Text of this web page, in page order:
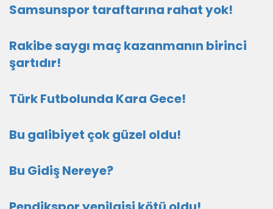
Samsunspor taraftarına rahat yok!
Rakibe saygı maç kazanmanın birinci
şartıdır!
Türk Futbolunda Kara Gece!
Bu galibiyet çok güzel oldu!
Bu Gidiş Nereye?